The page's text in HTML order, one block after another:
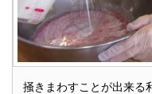
掻きまわすことが出来る